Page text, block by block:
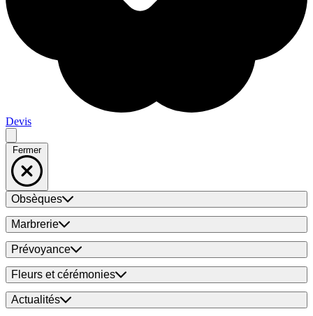
Devis
Fermer
Obsèques
Marbrerie
Prévoyance
Fleurs et cérémonies
Actualités